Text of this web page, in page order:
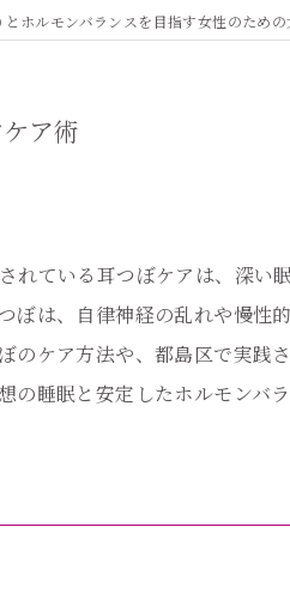
ホルモンバランスを目指す女性のため
ア術
れている耳つぼケアは、深い
ぼは、自律神経の乱れや慢性
のケア方法や、都島区で実践
睡眠と安定したホルモンバ